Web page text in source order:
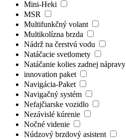
Mini-Heki
MSR
Multifunkčný volant
Multikolízna brzda
Nádrž na čerstvú vodu
Natáčacie svetlomety
Natáčanie kolies zadnej nápravy
innovation paket
Navigácia-Paket
Navigačný systém
Nefajčiarske vozidlo
Nezávislé kúrenie
Nočné videnie
Núdzový brzdový asistent